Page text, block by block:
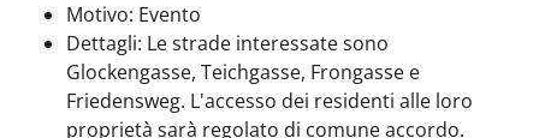
Motivo: Evento
Dettagli: Le strade interessate sono
Glockengasse, Teichgasse, Frongasse e
Friedensweg. L'accesso dei residenti alle loro
proprietà sarà regolato di comune accordo.